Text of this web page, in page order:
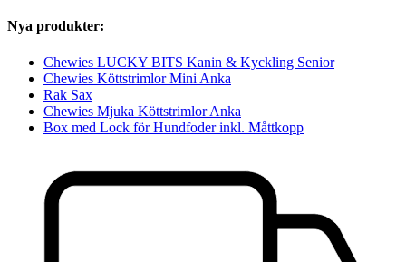
Nya produkter:
Chewies LUCKY BITS Kanin & Kyckling Senior
Chewies Köttstrimlor Mini Anka
Rak Sax
Chewies Mjuka Köttstrimlor Anka
Box med Lock för Hundfoder inkl. Måttkopp